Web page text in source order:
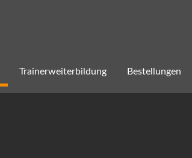
Trainerweiterbildung Bestellungen